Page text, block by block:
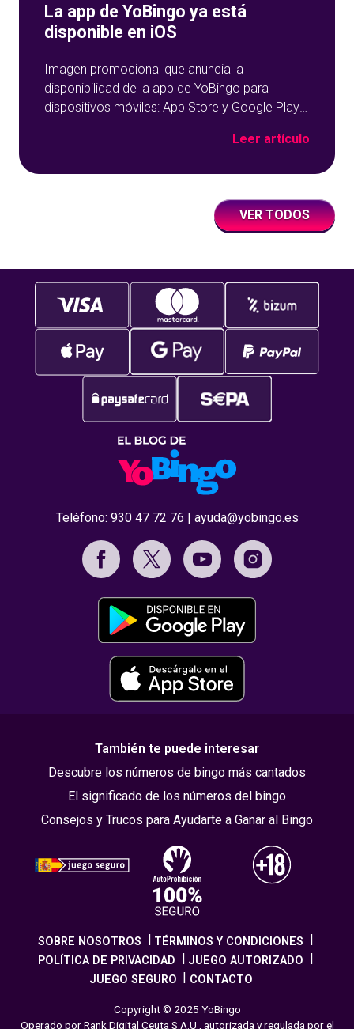
La app de YoBingo ya está
disponible en iOS
Imagen promocional que anuncia la
disponibilidad de la app de YoBingo para
dispositivos móviles: App Store y Google Play
Leer artículo
VER TODOS
Teléfono: 930 47 72 76 | ayuda@yobingo.es
También te puede interesar
Descubre los números de bingo más cantados
El significado de los números del bingo
Consejos y Trucos para Ayudarte a Ganar al Bingo
SOBRE NOSOTROS
TÉRMINOS Y CONDICIONES
POLÍTICA DE PRIVACIDAD
JUEGO AUTORIZADO
JUEGO SEGURO
CONTACTO
Copyright © 2025 YoBingo
Operado por Rank Digital Ceuta S.A.U., autorizada y regulada por el